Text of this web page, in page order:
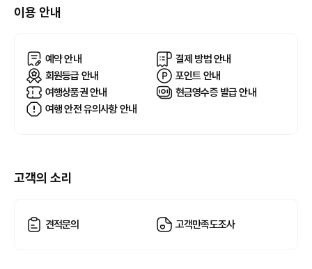
이용 안내
예약 안내
결제 방법 안내
회원등급 안내
포인트 안내
여행상품권 안내
현금영수증 발급 안내
여행 안전 유의사항 안내
고객의 소리
견적문의 고객만족도조사